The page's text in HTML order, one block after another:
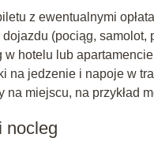
z ewentualnymi
dojazdu (pociąg, samolot,
w hotelu lub
na jedzenie i napoje w
na miejscu, na przykład
nocleg